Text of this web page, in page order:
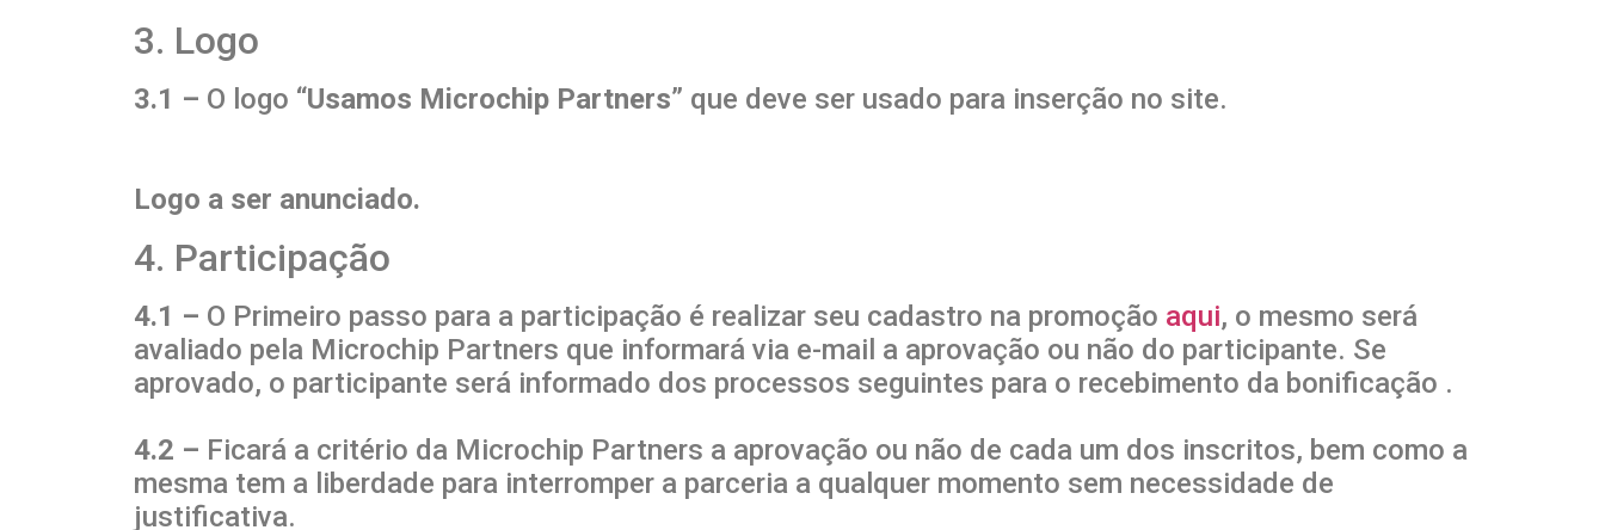
3. Logo
3.1 – O logo “Usamos Microchip Partners” que deve ser usado para inserção no site.
Logo a ser anunciado.
4. Participação
4.1 – O Primeiro passo para a participação é realizar seu cadastro na promoção aqui, o mesmo será
avaliado pela Microchip Partners que informará via e-mail a aprovação ou não do participante. Se
aprovado, o participante será informado dos processos seguintes para o recebimento da bonificação .
4.2 – Ficará a critério da Microchip Partners a aprovação ou não de cada um dos inscritos, bem como a
mesma tem a liberdade para interromper a parceria a qualquer momento sem necessidade de
justificativa.